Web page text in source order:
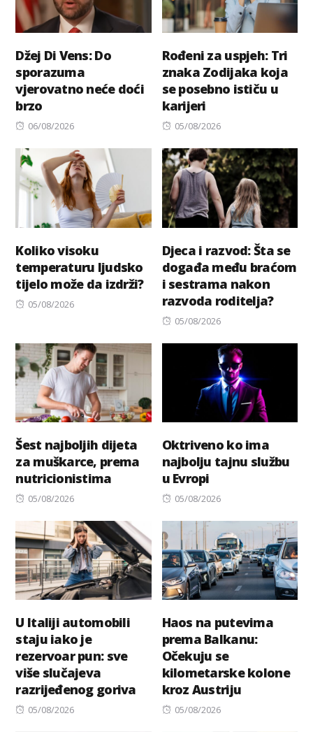
Džej Di Vens: Do
sporazuma
vjerovatno neće doći
brzo
Posted
06/08/2026
Rođeni za uspjeh: Tri
znaka Zodijaka koja
se posebno ističu u
karijeri
Posted
05/08/2026
Koliko visoku
temperaturu ljudsko
tijelo može da izdrži?
Posted
05/08/2026
Djeca i razvod: Šta se
događa među braćom
i sestrama nakon
razvoda roditelja?
Posted
05/08/2026
Šest najboljih dijeta
za muškarce, prema
nutricionistima
Posted
05/08/2026
Oktriveno ko ima
najbolju tajnu službu
u Evropi
Posted
05/08/2026
U Italiji automobili
staju iako je
rezervoar pun: sve
više slučajeva
razrijeđenog goriva
Posted
05/08/2026
Haos na putevima
prema Balkanu:
Očekuju se
kilometarske kolone
kroz Austriju
Posted
05/08/2026